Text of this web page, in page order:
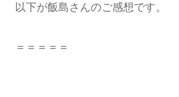
以下が飯島さんのご感想です。
＝＝＝＝＝